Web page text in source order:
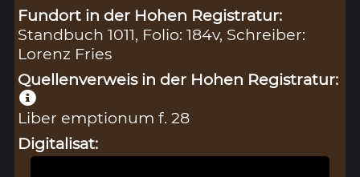
Fundort in der Hohen Registratur:
Standbuch 1011, Folio: 184v, Schreiber:
Lorenz Fries
Quellenverweis in der Hohen Registratur:
Liber emptionum f. 28
Digitalisat: